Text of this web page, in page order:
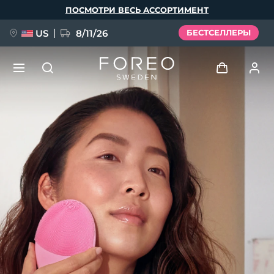
ПОСМОТРИ ВЕСЬ АССОРТИМЕНТ
US 8/11/26 БЕСТСЕЛЛЕРЫ
Профиль пользователя
Мои приборы
Мои заказы
Мои адреса
Мои подписки
НОВИНКА
FAQ™ Pure Beauty-Tech Elixir
BREAKING NEWS
issa™ Teeth Whitening Set
Язык
English Deutsch
Español
Français
Italiano
Português
Polski
Svenska
Русский
Türkçe
简体中文 繁體中文